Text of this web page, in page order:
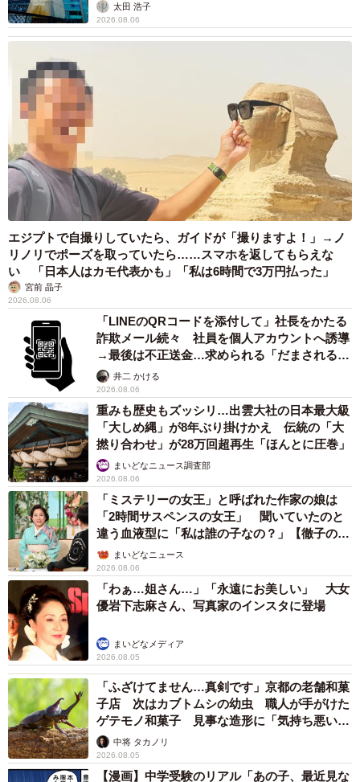
太田 浩子
2026.08.06
エジプトで自撮りしていたら、ガイドが「撮りますよ！」→ノ
リノリでポーズを取っていたら……スマホを返してもらえな
い 「日本人はカモ代表かも」「私は6時間で3万円払った」
宮前 晶子
2026.08.06
「LINEのQRコードを添付して」社長をかたる
詐欺メール続々 社員を個人アカウントへ誘導
→最後は不正送金…求められる「だまされる前
提」の対策
井二 かける
2026.08.06
重みも歴史もズッシリ…出雲大社の日本最大級
「大しめ縄」が8年ぶり掛けかえ 伝統の「大
撚り合わせ」が28万回超再生「ほんとに圧巻」
まいどなニュース調査部
2026.08.06
「ミステリーの女王」と呼ばれた作家の娘は
「2時間サスペンスの女王」 聞いていたのと
違う血液型に「私は誰の子なの？」【徹子の部
屋】まいどなニュース
2026.08.06
「わぁ…姐さん…」「永遠にお美しい」 大女
優岩下志麻さん、写真家のインスタに登場
まいどなメディア
2026.08.05
「ふざけてません…真剣です」京都の老舗和菓
子店 次はカブトムシの幼虫 職人が手がけた
ゲテモノ和菓子 見事な造形に「気持ち悪いく
らいリアル」
中将 タカノリ
2026.08.05
【漫画】中学受験のリアル「あの子、最近見な